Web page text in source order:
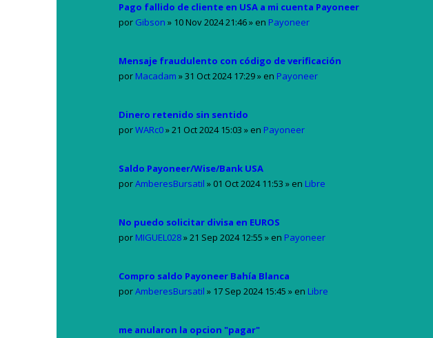
Pago fallido de cliente en USA a mi cuenta Payoneer
por Gibson » 10 Nov 2024 21:46» en Payoneer
Mensaje fraudulento con código de verificación
por Macadam »31 Oct 2024 17:29» en Payoneer
Dinero retenido sin sentido
porWARc0»21 Oct 2024 15:03 » en Payoneer
Saldo Payoneer/Wise/Bank USA
porAmberesBursatil » 01 Oct 2024 11:53 » en Libre
No puedo solicitar divisa en EUROS
por MIGUEL028»21 Sep 2024 12:55 » en Payoneer
Compro saldo Payoneer Bahía Blanca
porAmberesBursatil » 17 Sep 2024 15:45 » en Libre
me anularon la opcion "pagar"